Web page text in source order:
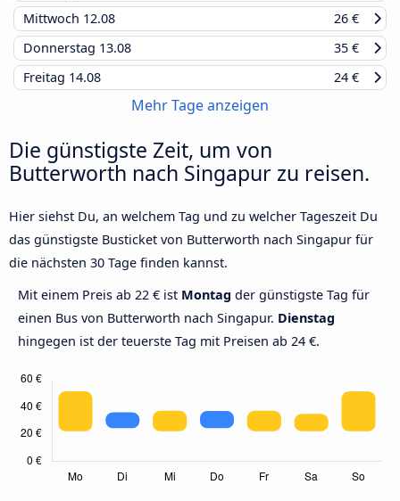
Mittwoch 12.08
26 €
Donnerstag 13.08
35 €
Freitag 14.08 24 €
Mehr Tage anzeigen
Die günstigste Zeit, um von
Butterworth nach Singapur zu reisen.
Hier siehst Du, an welchem Tag und zu welcher Tageszeit Du
das günstigste Busticket von Butterworth nach Singapur für
die nächsten 30 Tage finden kannst.
Mit einem Preis ab 22 € ist Montag der günstigste Tag für
einen Bus von Butterworth nach Singapur. Dienstag
hingegen ist der teuerste Tag mit Preisen ab 24 €.